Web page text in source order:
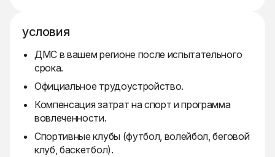
условия
ДМС в вашем регионе после испытательного
срока.
Официальное трудоустройство.
Компенсация затрат на спорт и программа
вовлеченности.
Спортивные клубы (футбол, волейбол, беговой
клуб, баскетбол).